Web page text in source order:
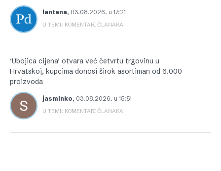
lantana, 03.08.2026. u 17:21
U TEMI: KOMENTARI ČLANAKA
‘Ubojica cijena’ otvara već četvrtu trgovinu u
Hrvatskoj, kupcima donosi širok asortiman od 6.000
proizvoda
jasminko, 03.08.2026. u 15:51
U TEMI: KOMENTARI ČLANAKA